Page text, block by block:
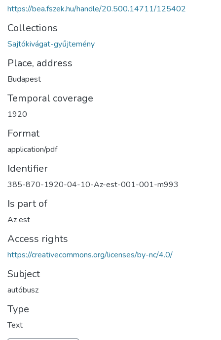
https://bea.fszek.hu/handle/20.500.14711/125402
Collections
Sajtókivágat-gyűjtemény
Place, address
Budapest
Temporal coverage
1920
Format
application/pdf
Identifier
385-870-1920-04-10-Az-est-001-001-m993
Is part of
Az est
Access rights
https://creativecommons.org/licenses/by-nc/4.0/
Subject
autóbusz
Type
Text